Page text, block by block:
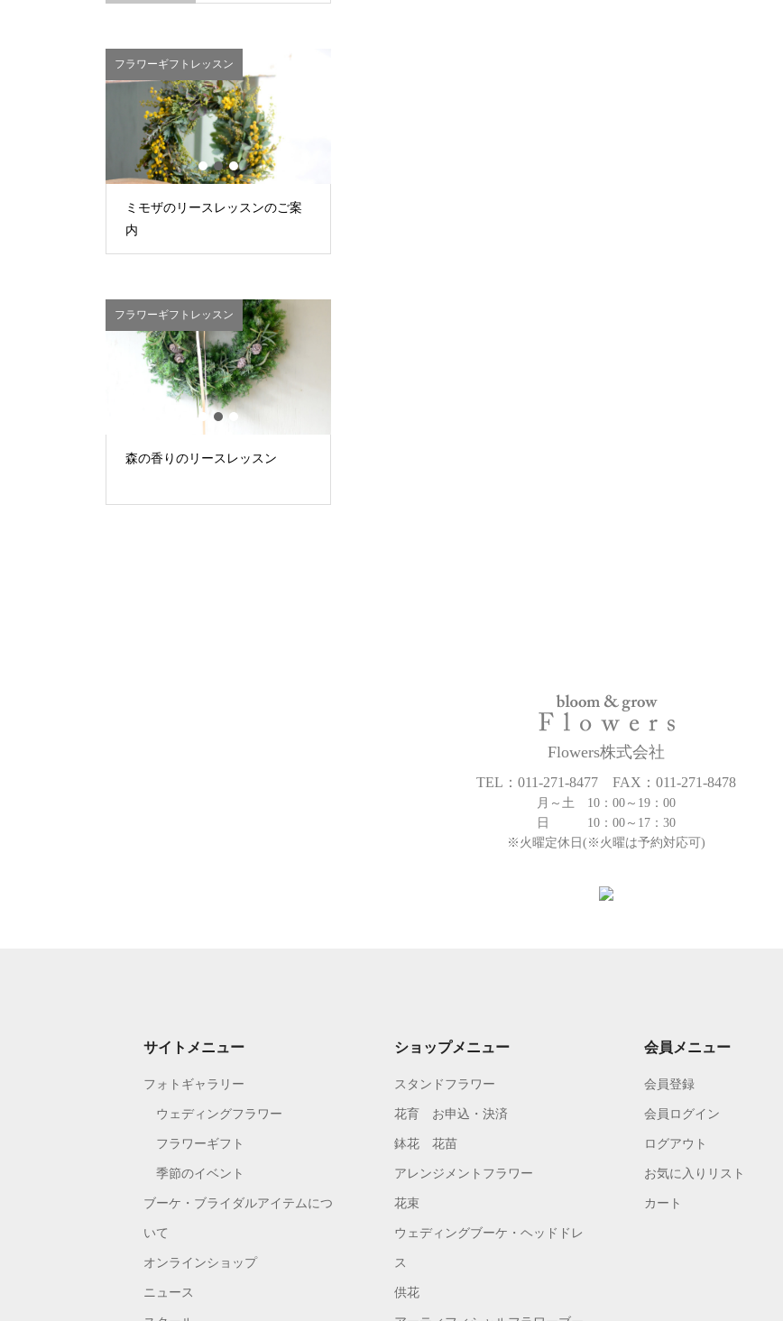
ミモザのリースレッスンのご案
内
フラワーギフトレッスン
1 2 3
森の香りのリースレッスン
フラワーギフトレッスン
1 2
Flowers株式会社
TEL：011-271-8477 FAX：011-271-8478
月～土 10：00～19：00
日 10：00～17：30
※火曜定休日(※火曜は予約対応可)
サイトメニュー
フォトギャラリー
ウェディングフラワー
フラワーギフト
季節のイベント
ブーケ・ブライダルアイテムにつ
いて
オンラインショップ
ニュース
ショップメニュー
スタンドフラワー
花育 お申込・決済
鉢花 花苗
アレンジメントフラワー
花束
ウェディングブーケ・ヘッドドレ
ス
供花
会員メニュー
会員登録
会員ログイン
ログアウト
お気に入りリスト
カート